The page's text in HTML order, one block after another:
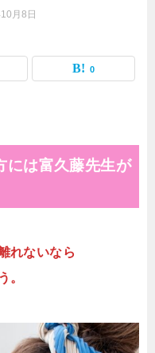
月8日
0
には富久藤先生が
れないなら
。